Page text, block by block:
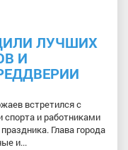
ЛУЧШИХ
И
встретился с
и работниками
Глава города
и...